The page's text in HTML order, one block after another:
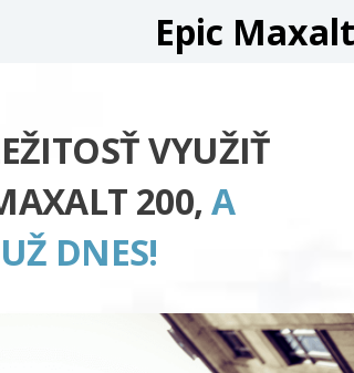
Epic
VYUŽIŤ
200, A
DNES!